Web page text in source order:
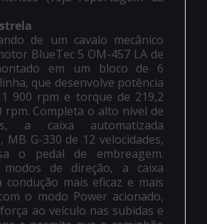
de um cavalo mecânico
BlueTec 5 OM-457 LA de
em um bloco de 6
que desenvolve potência
900 rpm e torque de 219,2
rpm. Completa o alto nível de
a caixa automatizada
MB G-330 de 12 velocidades,
o pedal de embreagem.
modos de direção, a caixa
condução mais eficaz e mais
o modo Power acionado,
ao veículo nas subidas e